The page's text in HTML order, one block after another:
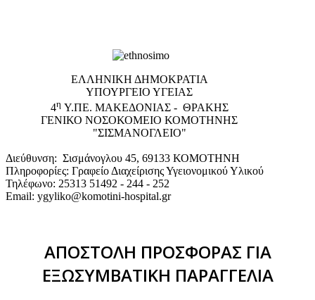
EΛΛΗΝΙΚΗ ΔΗΜΟΚΡΑΤΙΑ
ΥΠΟΥΡΓΕΙΟ ΥΓΕΙΑΣ
4η Υ.ΠΕ. ΜΑΚΕΔΟΝΙΑΣ - ΘΡΑΚΗΣ
ΓΕΝΙΚΟ NΟΣΟΚΟΜΕΙΟ ΚΟΜΟΤΗΝΗΣ
"ΣΙΣΜΑΝΟΓΛΕΙΟ"
Διεύθυνση: Σισμάνογλου 45, 69133 ΚΟΜΟΤΗΝΗ
Πληροφορίες: Γραφείο Διαχείρισης Υγειονομικού Υλικού
Τηλέφωνο: 25313 51492 - 244 - 252
Email: ygyliko@komotini-hospital.gr
ΑΠΟΣΤΟΛΗ ΠΡΟΣΦΟΡΑΣ ΓΙΑ
ΕΞΩΣΥΜΒΑΤΙΚΗ ΠΑΡΑΓΓΕΛΙΑ